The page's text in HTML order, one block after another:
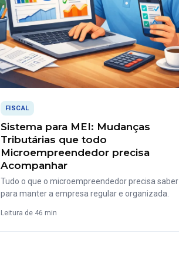
FISCAL
Sistema para MEI: Mudanças
Tributárias que todo
Microempreendedor precisa
Acompanhar
Tudo o que o microempreendedor precisa saber
para manter a empresa regular e organizada.
Leitura de 46 min